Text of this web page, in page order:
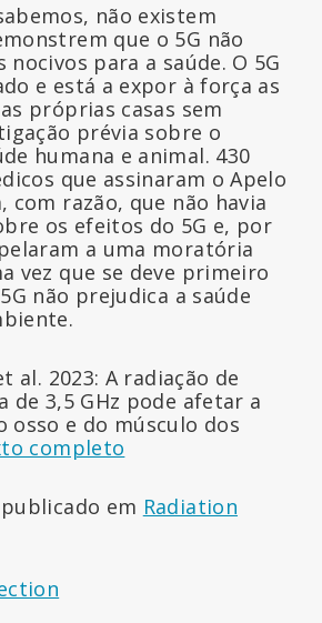
não existem
que o 5G não
nocivos para a saúde. O 5G
e está a expor à força as
próprias casas sem
prévia sobre o
humana e animal. 430
que assinaram o Apelo
com razão, que não havia
os efeitos do 5G e, por
a uma moratória
vez que se deve primeiro
não prejudica a saúde
al. 2023: A radiação de
de 3,5 GHz pode afetar a
osso e do músculo dos
completo
em Radiation